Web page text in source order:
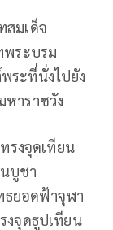
มเด็จ
พระบรม
ระที่นั่งไปยัง
าราชวัง
รงจุดเทียน
บูชา
ยอดฟ้าจุฬา
งจุดธูปเทียน